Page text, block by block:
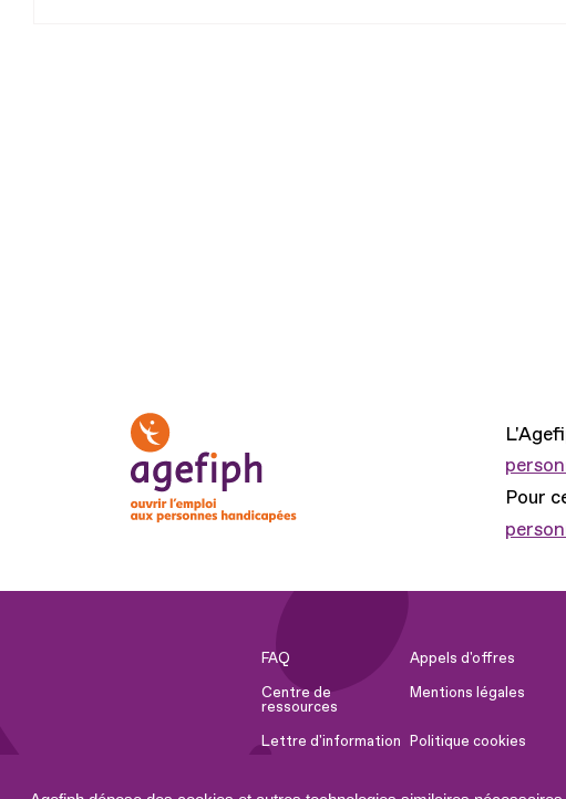
Pour
FAQ
Appels d'offres
Centre de
ressources
Mentions légales
Lettre d'information
Politique cookies